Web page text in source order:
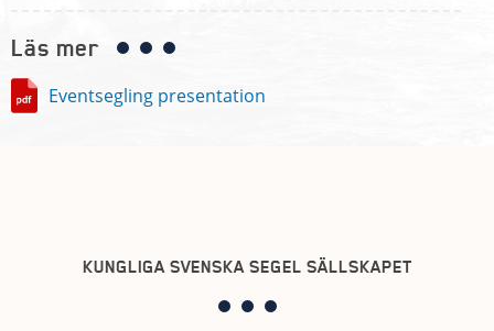
Läs mer
Eventsegling presentation
KUNGLIGA SVENSKA SEGEL SÄLLSKAPET